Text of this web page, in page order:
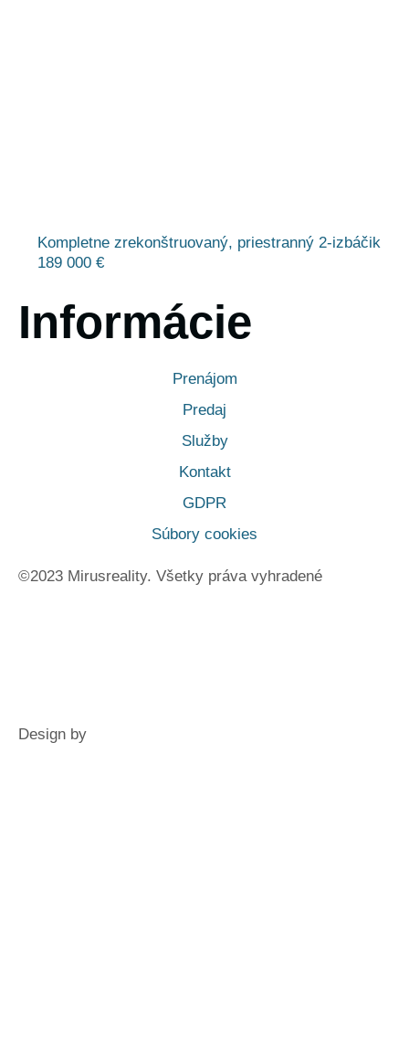
Kompletne zrekonštruovaný, priestranný 2-izbáčik
189 000 €
Informácie
Prenájom
Predaj
Služby
Kontakt
GDPR
Súbory cookies
©2023 Mirusreality. Všetky práva vyhradené
Design by